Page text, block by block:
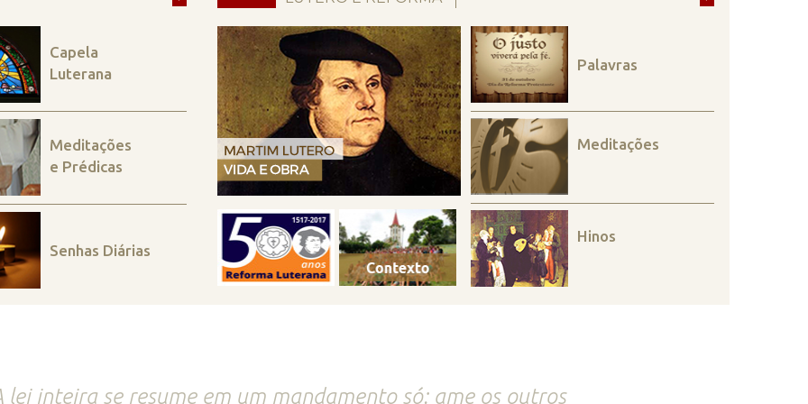
Capela
Luterana
Meditações
e Prédicas
Senhas Diárias
Palavras
Meditações
Hinos
lei inteira se resume em um mandamento só: ame os outros